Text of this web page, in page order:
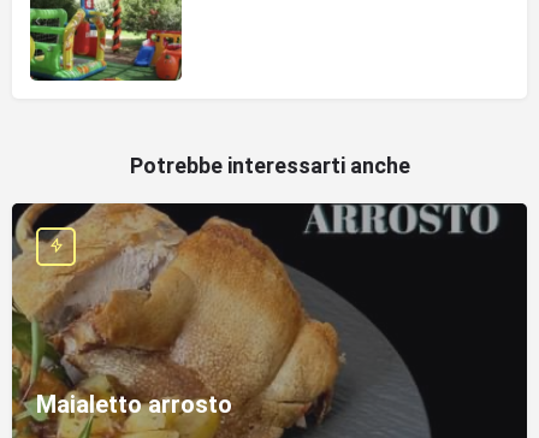
Potrebbe interessarti anche
Maialetto arrosto